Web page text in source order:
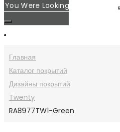
Главная
Каталог покрытий
Дизайны покрытий
Twenty
RA8977TW1-Green